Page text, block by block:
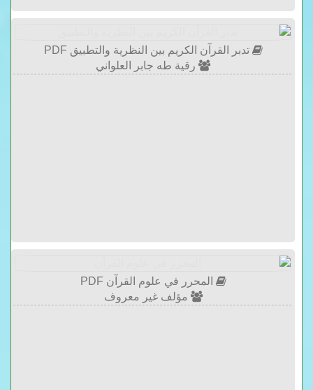
تدبر القرآن الكريم بين النظرية والتطبيق PDF
رقية طه جابر العلواني
المحرر في علوم القرآن PDF
مؤلف غير معروف